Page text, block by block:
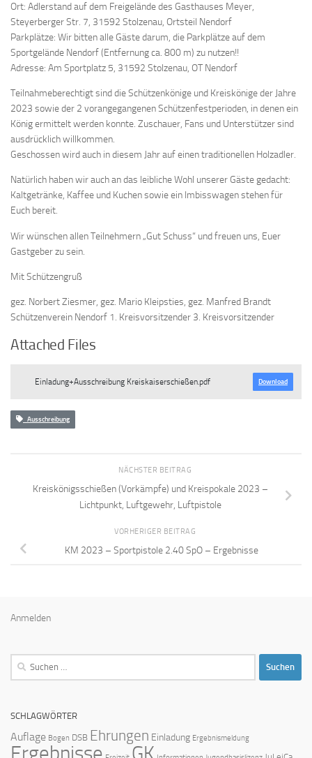
Ort: Adlerstand auf dem Freigelände des Gasthauses Meyer,
Steyerberger Str. 7, 31592 Stolzenau, Ortsteil Nendorf
Parkplätze: Wir bitten alle Gäste darum, die Parkplätze auf dem
Sportgelände Nendorf (Entfernung ca. 800 m) zu nutzen!!
Adresse: Am Sportplatz 5, 31592 Stolzenau, OT Nendorf
Teilnahmeberechtigt sind die Schützenkönige und Kreiskönige der Jahre
2023 sowie der 2 vorangegangenen Schützenfestperioden, in denen ein
König ermittelt werden konnte. Zuschauer, Fans und Unterstützer sind
ausdrücklich willkommen.
Geschossen wird auch in diesem Jahr auf einen traditionellen Holzadler.
Natürlich haben wir auch an das leibliche Wohl unserer Gäste gedacht:
Kaltgetränke, Kaffee und Kuchen sowie ein Imbisswagen stehen für
Euch bereit.
Wir wünschen allen Teilnehmern „Gut Schuss“ und freuen uns, Euer
Gastgeber zu sein.
Mit Schützengruß
gez. Norbert Ziesmer, gez. Mario Kleipsties, gez. Manfred Brandt
Schützenverein Nendorf 1. Kreisvorsitzender 3. Kreisvorsitzender
Attached Files
Einladung+Ausschreibung Kreiskaiserschießen.pdf Download
Ausschreibung
NÄCHSTER BEITRAG
Kreiskönigsschießen (Vorkämpfe) und Kreispokale 2023 –
Lichtpunkt, Luftgewehr, Luftpistole
VORHERIGER BEITRAG
KM 2023 – Sportpistole 2.40 SpO – Ergebnisse
Anmelden
Suchen
SCHLAGWÖRTER
Auflage Bogen DSB Ehrungen Einladung Ergebnismeldung
GK